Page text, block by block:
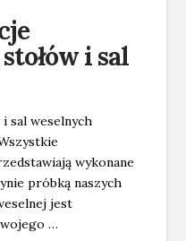
i sal
sal weselnych
wykonane
próbką naszych
jest
…